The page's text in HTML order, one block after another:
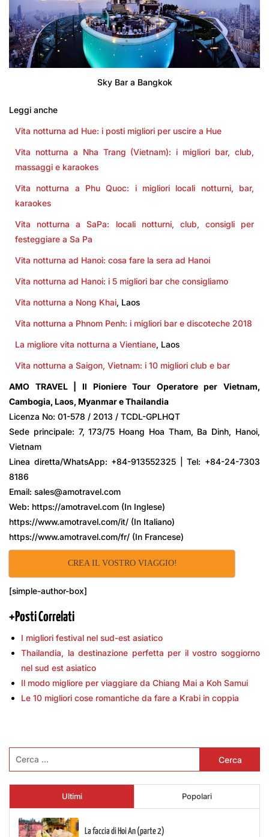
Sky Bar a Bangkok
Leggi anche
Vita notturna ad Hue: i posti migliori per uscire a Hue
Vita notturna a Nha Trang (Vietnam): i migliori bar, club,
massaggi e karaokes
Vita notturna a Phu Quoc: i migliori locali notturni, bar,
karaokes
Vita notturna a SaPa: locali notturni, club, consigli per
festeggiare a Sa Pa
Vita notturna ad Hanoi: cosa fare la sera ad Hanoi
Vita notturna ad Hanoi: i 5 migliori bar che consigliamo
Vita notturna a Nong Khai, Laos
Vita notturna a Phnom Penh: i migliori bar e discoteche 2018
La migliore vita notturna a Vientiane, Laos
Vita notturna a Saigon, Vietnam: i 10 migliori club e bar
AMO TRAVEL | Il Pioniere Tour Operatore per Vietnam,
Cambogia, Laos, Myanmar e Thailandia
Licenza No: 01-578 / 2013 / TCDL-GPLHQT
Sede principale: 7, 173/75 Hoang Hoa Tham, Ba Dinh, Hanoi,
Vietnam
Linea diretta/WhatsApp: +84-913552325 | Tel: +84-24-7303
8186
Email: sales@amotravel.com
Web: https://amotravel.com (In Inglese)
https://www.amotravel.com/it/ (In Italiano)
https://www.amotravel.com/fr/ (In Francese)
CREA IL VOSTRO VIAGGIO!
[simple-author-box]
+Posti Correlati
I migliori festival nel sud-est asiatico
Thailandia, la destinazione perfetta per il vostro soggiorno
nel sud est asiatico
Il modo migliore per viaggiare da Chiang Mai a Koh Samui
Le 10 migliori cose romantiche da fare a Krabi in coppia
per:
Ultimi Popolari
La faccia di Hoi An (parte 2)